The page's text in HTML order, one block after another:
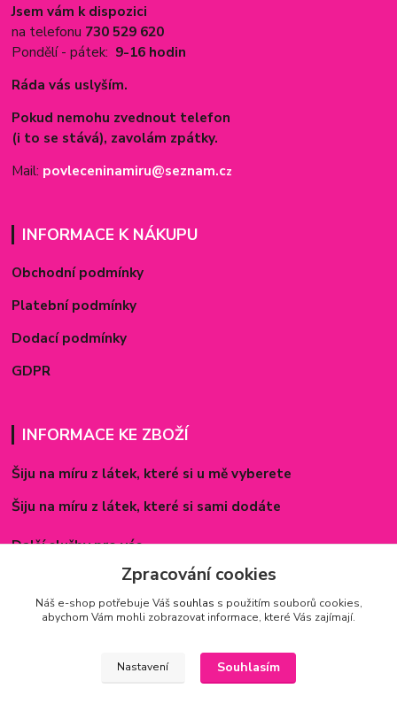
Jsem vám k dispozici
na telefonu 730 529 620
Pondělí - pátek: 9-16 hodin
Ráda vás uslyším.
Pokud nemohu zvednout telefon
(i to se stává), zavolám zpátky.
Mail: povleceninamiru@seznam.cz
INFORMACE K NÁKUPU
Obchodní podmínky
Platební podmínky
Dodací podmínky
GDPR
INFORMACE KE ZBOŽÍ
Šiju na míru z látek, které si u mě vyberete
Šiju na míru z látek, které si sami dodáte
Další služby pro vás
Způsoby zapínání povlečení
Rozměry prostěradel
Zpracování cookies
Náš e-shop potřebuje Váš souhlas s použitím souborů cookies,
abychom Vám mohli zobrazovat informace, které Vás zajímají.
Nastavení Souhlasím